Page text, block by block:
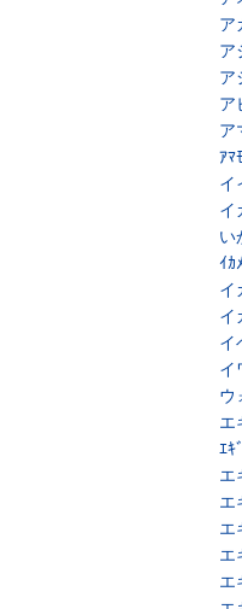
ア
ア
ア
ア
ア
ｱﾏ
イ
イ
い
ｲｶ
イ
イ
イ
イ
ウ
エ
ｴｷ
エ
エ
エ
エ
エ